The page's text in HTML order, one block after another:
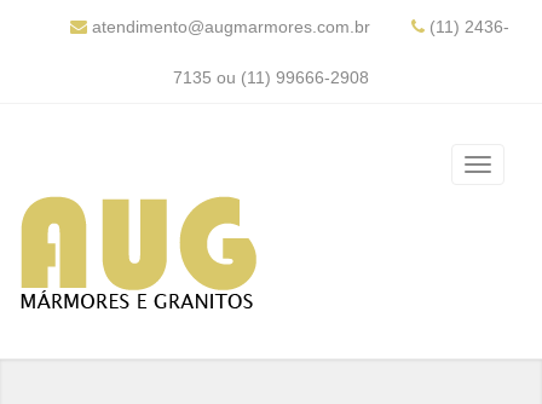
atendimento@augmarmores.com.br (11) 2436-
7135 ou (11) 99666-2908